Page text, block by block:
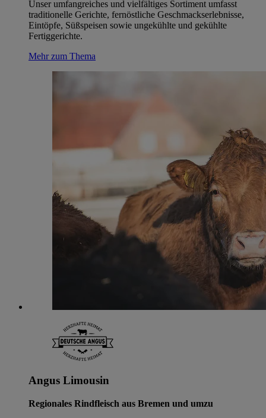
Unser umfangreiches und vielfältiges Sortiment umfasst
traditionelle Gerichte, fernöstliche Geschmackserlebnisse,
Eintöpfe, Süßspeisen sowie ungekühlte und gekühlte
Fertiggerichte.
Mehr zum Thema
Angus Limousin
Regionales Rindfleisch aus Bremen und umzu